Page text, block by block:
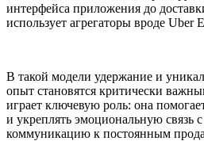
интерфейса приложения до
использует агрегаторы вроде Uber
В такой модели удержание и
опыт становятся критически
играет ключевую роль: она
и укреплять эмоциональную связь
коммуникацию к постоянным